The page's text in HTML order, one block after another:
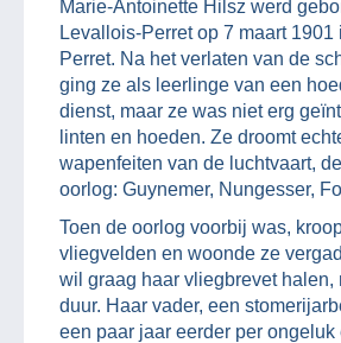
Marie-Antoinette Hilsz werd
Levallois-Perret op 7 maart
Perret. Na het verlaten van de
ging ze als leerlinge van een
dienst, maar ze was niet erg
linten en hoeden. Ze droomt
wapenfeiten van de luchtvaart,
oorlog: Guynemer, Nungesser,
Toen de oorlog voorbij was,
vliegvelden en woonde ze
wil graag haar vliegbrevet halen,
duur. Haar vader, een
een paar jaar eerder per ongeluk